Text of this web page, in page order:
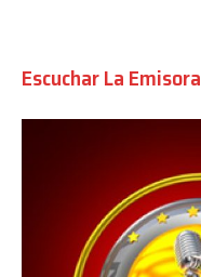
Escuchar La Emisora